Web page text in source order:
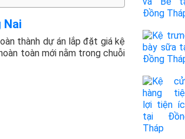
Nai
thành dự án lắp đặt giá kệ
toàn mới nằm trong chuỗi